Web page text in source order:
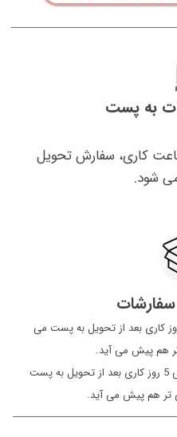
به پست
24 ساعت کاری، سفارش تحویل
شود.
تهران معمولا سفارشات یک الی 2 روز کاری بعد از تحویل به پست می
تر هم پیش می آید.
- برای سایر شهرها، معمولاً سفارشات 3 الی 5 روز کاری بعد از تحویل به پست
تر هم پیش می آید.